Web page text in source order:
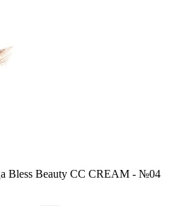
Bless Beauty CC CREAM - №04